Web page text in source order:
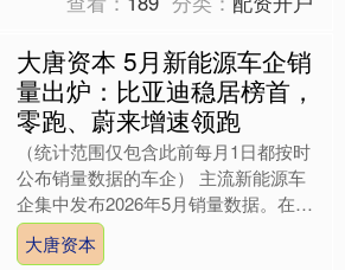
大唐资本 5月新能源车企销
量出炉：比亚迪稳居榜首，
零跑、蔚来增速领跑
（统计范围仅包含此前每月1日都按时
公布销量数据的车企） 主流新能源车
企集中发布2026年5月销量数据。在年
中冲刺前夕，市场呈现出“头部稳固、
腰部突围”的态势。上....
大唐资本